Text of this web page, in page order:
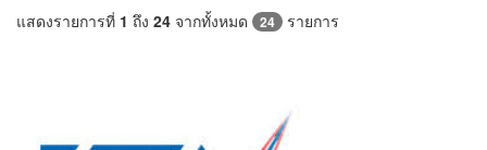
แสดงรายการที่ 1 ถึง 24 จากทั้งหมด 24 รายการ